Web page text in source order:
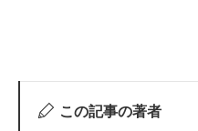
この記事の著者